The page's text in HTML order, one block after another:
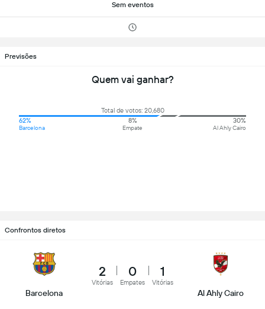
Sem eventos
Previsões
Quem vai ganhar?
Total de votos: 20,680
62%
Barcelona
8%
Empate
30%
Al Ahly Cairo
Confrontos diretos
Barcelona
2
Vitórias
0
Empates
1
Vitórias
Al Ahly Cairo